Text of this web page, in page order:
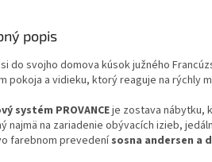
popis
do svojho domova kúsok južného
pokoja a vidieku, ktorý reaguje na rýchly
systém PROVANCEje zostava nábytku,
najmä na zariadenie obývacích izieb,
farebnom prevedenísosna andersen a